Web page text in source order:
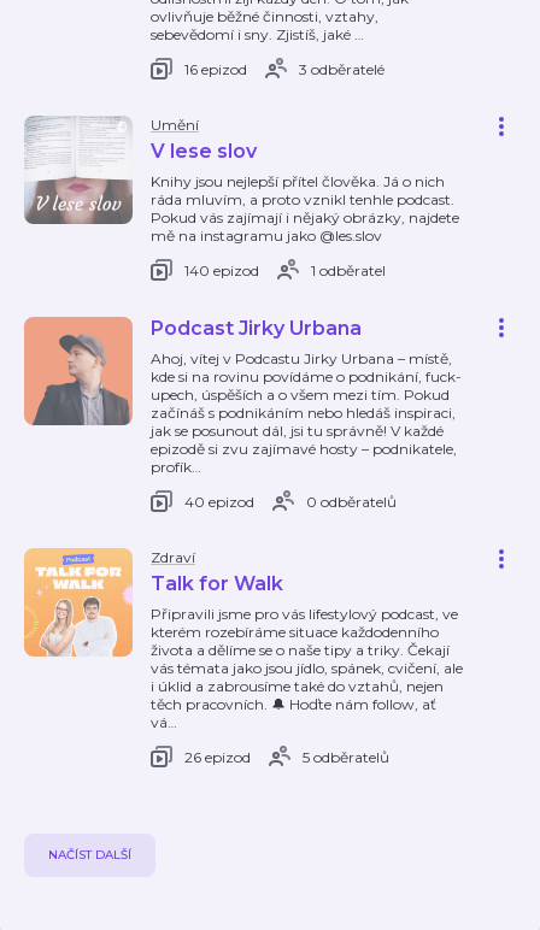
ovlivňuje běžné činnosti, vztahy,
sebevědomí i sny. Zjistíš, jaké …
16 epizod
3 odběratelé
Umění
V lese slov
Knihy jsou nejlepší přítel člověka. Já o nich
ráda mluvím, a proto vznikl tenhle podcast.
Pokud vás zajímají i nějaký obrázky, najdete
mě na instagramu jako @les.slov
140 epizod
1 odběratel
Podcast Jirky Urbana
Ahoj, vítej v Podcastu Jirky Urbana – místě,
kde si na rovinu povídáme o podnikání, fuck-
upech, úspěších a o všem mezi tím. Pokud
začínáš s podnikáním nebo hledáš inspiraci,
jak se posunout dál, jsi tu správně! V každé
epizodě si zvu zajímavé hosty – podnikatele,
profík…
40 epizod
0 odběratelů
Zdraví
Talk for Walk
Připravili jsme pro vás lifestylový podcast, ve
kterém rozebíráme situace každodenního
života a dělíme se o naše tipy a triky. Čekají
vás témata jako jsou jídlo, spánek, cvičení, ale
i úklid a zabrousíme také do vztahů, nejen
těch pracovních. 🔔 Hoďte nám follow, ať
vá…
26 epizod
5 odběratelů
NAČÍST DALŠÍ